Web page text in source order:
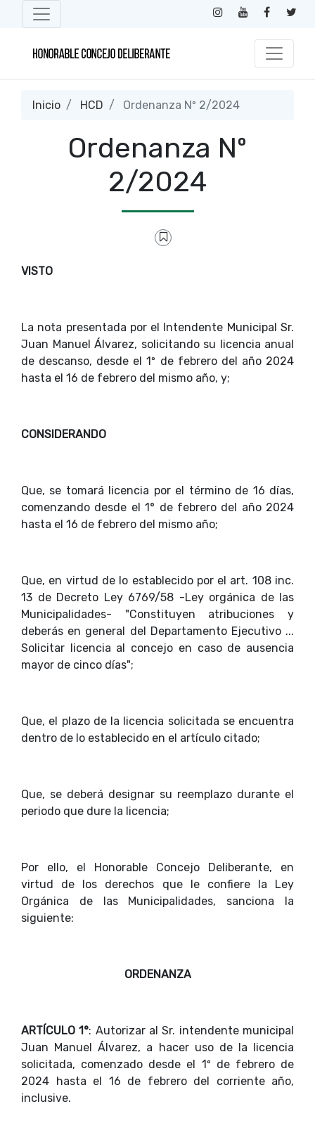
Inicio HCD Ordenanza Nº 2/2024
Ordenanza Nº
2/2024
VISTO
La nota presentada por el Intendente Municipal Sr.
Juan Manuel Álvarez, solicitando su licencia anual
de descanso, desde el 1º de febrero del año 2024
hasta el 16 de febrero del mismo año, y;
CONSIDERANDO
Que, se tomará licencia por el término de 16 días,
comenzando desde el 1° de febrero del año 2024
hasta el 16 de febrero del mismo año;
Que, en virtud de lo establecido por el art. 108 inc.
13 de Decreto Ley 6769/58 -Ley orgánica de las
Municipalidades- "Constituyen atribuciones y
deberás en general del Departamento Ejecutivo ...
Solicitar licencia al concejo en caso de ausencia
mayor de cinco días";
Que, el plazo de la licencia solicitada se encuentra
dentro de lo establecido en el artículo citado;
Que, se deberá designar su reemplazo durante el
periodo que dure la licencia;
Por ello, el Honorable Concejo Deliberante, en
virtud de los derechos que le confiere la Ley
Orgánica de las Municipalidades, sanciona la
siguiente:
ORDENANZA
ARTÍCULO 1°: Autorizar al Sr. intendente municipal
Juan Manuel Álvarez, a hacer uso de la licencia
solicitada, comenzado desde el 1º de febrero de
2024 hasta el 16 de febrero del corriente año,
inclusive.